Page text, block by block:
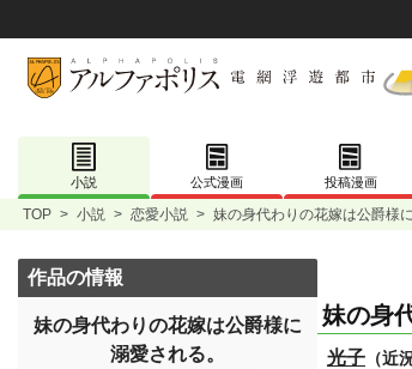
小説 公式漫画 投稿漫画
TOP > 小説 > 恋愛小説 > 妹の身代わりの花嫁は公爵様
妹の身
光子 （近
作品の情報
妹の身代わりの花嫁は公爵様に
溺愛される。